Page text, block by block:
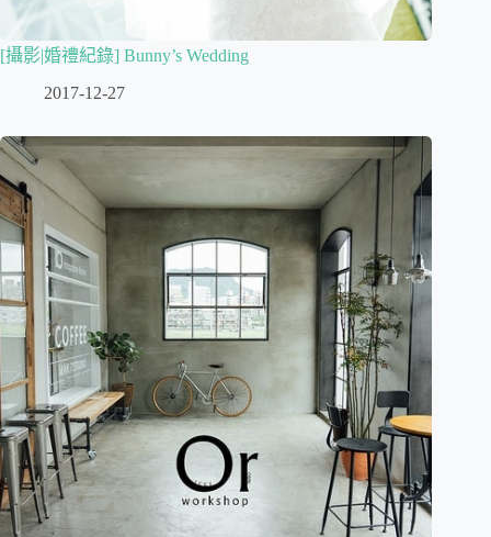
[攝影|婚禮紀錄] Bunny’s Wedding
2017-12-27